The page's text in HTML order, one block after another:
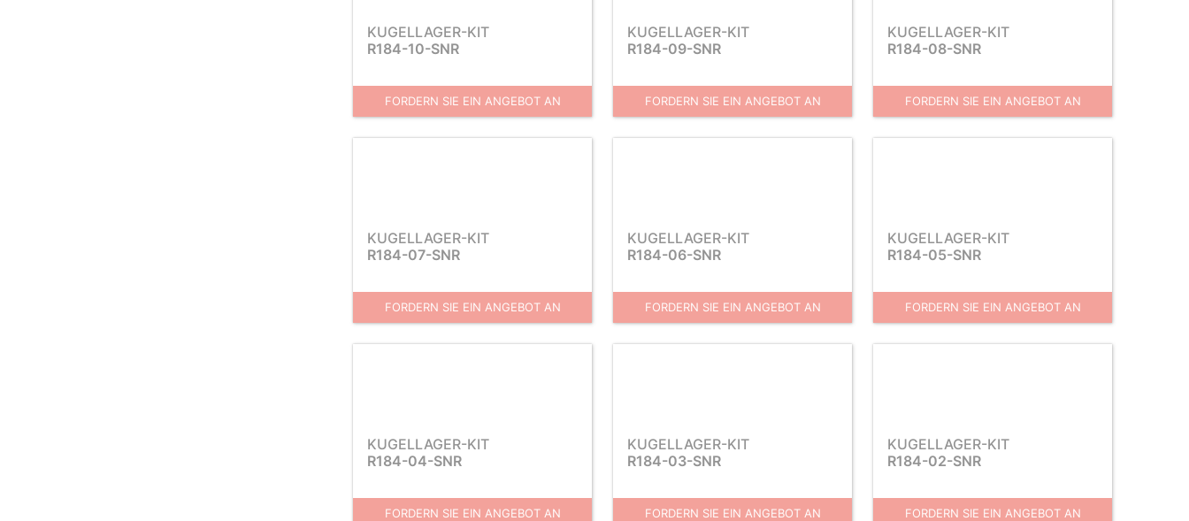
KUGELLAGER-KIT
R184-10-SNR
FORDERN SIE EIN ANGEBOT AN
KUGELLAGER-KIT
R184-09-SNR
FORDERN SIE EIN ANGEBOT AN
KUGELLAGER-KIT
R184-08-SNR
FORDERN SIE EIN ANGEBOT AN
KUGELLAGER-KIT
R184-07-SNR
FORDERN SIE EIN ANGEBOT AN
KUGELLAGER-KIT
R184-06-SNR
FORDERN SIE EIN ANGEBOT AN
KUGELLAGER-KIT
R184-05-SNR
FORDERN SIE EIN ANGEBOT AN
KUGELLAGER-KIT
R184-04-SNR
FORDERN SIE EIN ANGEBOT AN
KUGELLAGER-KIT
R184-03-SNR
FORDERN SIE EIN ANGEBOT AN
KUGELLAGER-KIT
R184-02-SNR
FORDERN SIE EIN ANGEBOT AN